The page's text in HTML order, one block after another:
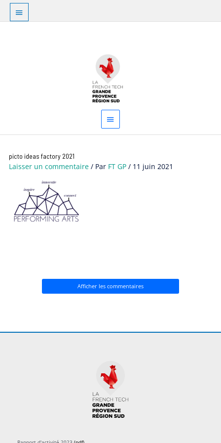
Aller
contenu
Au
dessus
principal
picto ideas factory 2021
Laisser un commentaire / Par FT GP/ 11 juin 2021
Afficher les commentaires